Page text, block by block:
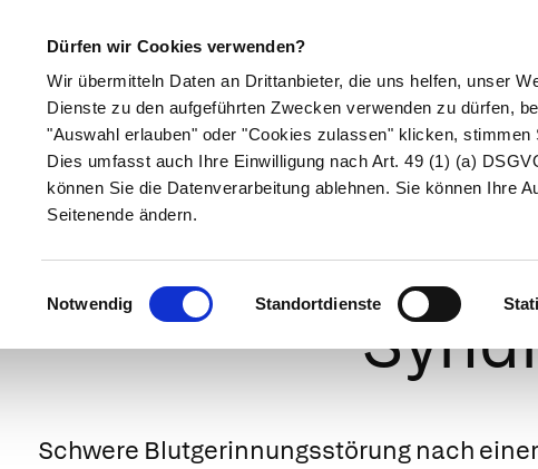
Dürfen wir Cookies verwenden?
Wir übermitteln Daten an Drittanbieter, die uns helfen, unser
Dienste zu den aufgeführten Zwecken verwenden zu dürfen,
"Auswahl erlauben" oder "Cookies zulassen" klicken,
Dies umfasst auch Ihre Einwilligung nach Art. 49 (1) (a)
können Sie die Datenverarbeitung ablehnen. Sie können Ihre
Seitenende ändern.
Einwilligungsauswahl
Notwendig Standortdienste
Symptome Therapie Medikamente Naturheilkunde
Waterhouse-
Schwere Blutgerinnungsstörung nach einer